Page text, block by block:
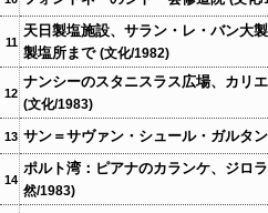
11
天日製塩施設、サラン・レ・バン大
製塩所まで (文化/1982)
12
ナンシーのスタニスラス広場、カリ
(文化/1983)
13 サン＝サヴァン・シュール・ガルタ
14
ポルト湾：ピアナのカランケ、ジロ
然/1983)